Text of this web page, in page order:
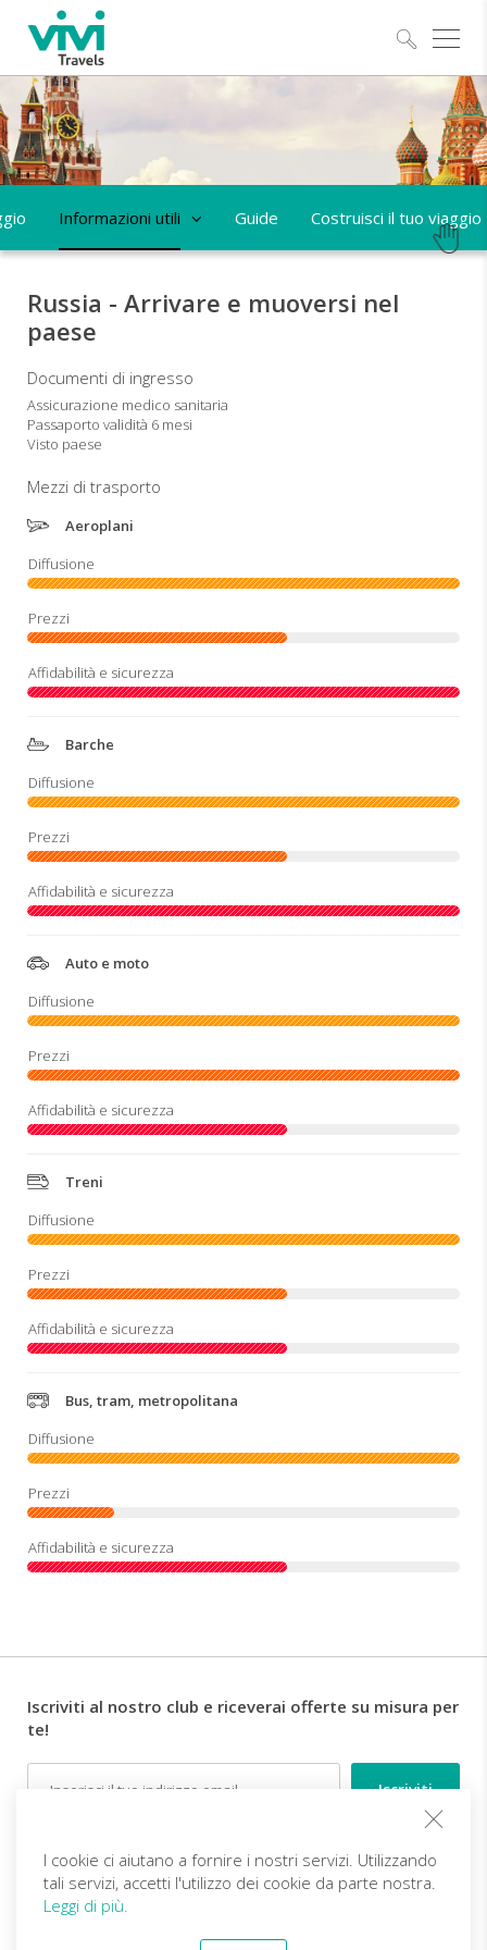
Informazioni utili Guide Costruisci il tuo viaggio
Russia - Arrivare e muoversi nel
paese
Documenti di ingresso
Assicurazione medico sanitaria
Passaporto validità 6 mesi
Visto paese
Mezzi di trasporto
Aeroplani
Barche
Auto e moto
Treni
Bus, tram, metropolitana
Iscriviti al nostro club e riceverai offerte su misura per
te!
Follow us
I cookie ci aiutano a fornire i nostri servizi. Utilizzando
tali servizi, accetti l'utilizzo dei cookie da parte nostra.
Leggi di più.